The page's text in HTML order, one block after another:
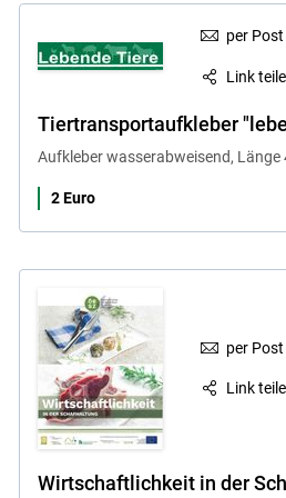
per
Link
Tiertransportaufkleber
Aufkleber wasserabweisend, Länge
2 Euro
per
Link
Wirtschaftlichkeit in der